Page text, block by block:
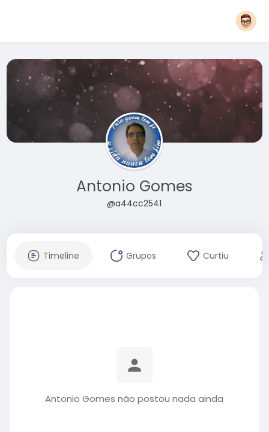
Antonio Gomes
@a44cc2541
Timeline Grupos Curtiu
Antonio Gomes não postou nada ainda